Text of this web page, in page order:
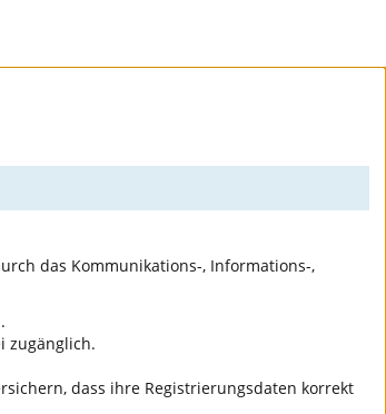
das Kommunikations-, Informations-,
zugänglich.
dass ihre Registrierungsdaten korrekt